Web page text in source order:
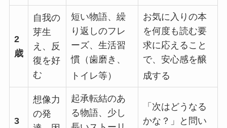
2
歳
自我の
芽生
え、反
復を好
む
短い物語、繰
り返しのフレ
ーズ、生活習
慣（歯磨き、
トイレ等）
お気に入りの本
を何度も読む要
求に応えること
で、安心感を醸
成する
3
想像力
の発
起承転結のあ
る物語、少し
「次はどうなる
かな？」と問い